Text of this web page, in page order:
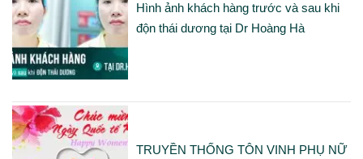
Hình ảnh khách hàng trước và sau khi
độn thái dương tại Dr Hoàng Hà
TRUYỀN THỐNG TÔN VINH PHỤ NỮ